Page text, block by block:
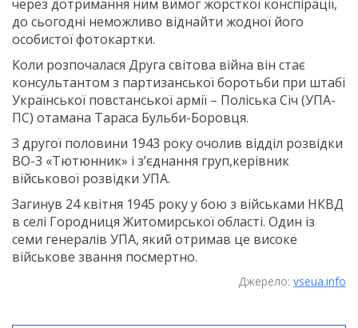
через дотримання ним вимог жор­сткої конспірації,
до сьогодні неможливо віднайти жодної його
особистої фотокартки.
Коли розпочалася Друга світова війна він стає
консультантом з партизанської боротьби при штабі
Україн­ської повстанської армії – Поліська Січ (УПА-
ПС) отамана Тараса Бульби-Боровця.
З другої половини 1943 року очолив відділ розвідки
ВО-3 «Тютюнник» і з’єднання груп,керівник
військової розвідки УПА.
Загинув 24 квітня 1945 року у бою з військами НКВД
в селі Городниця Житомирської області. Один із
семи генералів УПА, який отримав це високе
військове звання посмертно.
Джерело: vseua.info